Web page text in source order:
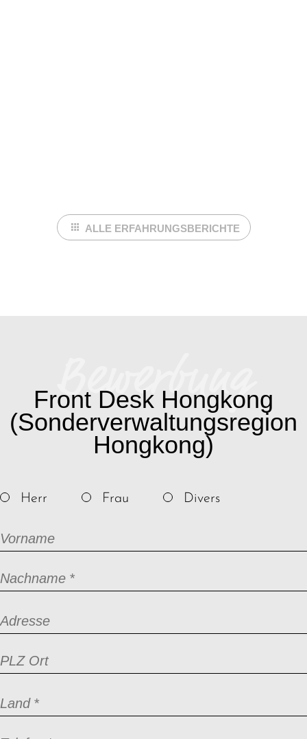
ALLE ERFAHRUNGSBERICHTE
Bewerbung
Front Desk Hongkong
(Sonderverwaltungsregion
Hongkong)
Herr Frau Divers
Vorname
Pflichtfeld
Nachname *
Adresse
PLZ Ort
Pflichtfeld
Land *